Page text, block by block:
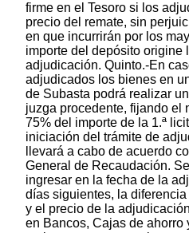
firme en el Tesoro si los
precio del remate, sin
en que incurrirán por los
importe del depósito origine
adjudicación. Quinto.-En
adjudicados los bienes en
de Subasta podrá realizar
juzga procedente, fijando el
75% del importe de la 1.ª
iniciación del trámite de
llevará a cabo de acuerdo
General de Recaudación.
ingresar en la fecha de la
días siguientes, la
y el precio de la
en Bancos, Cajas de ahorro